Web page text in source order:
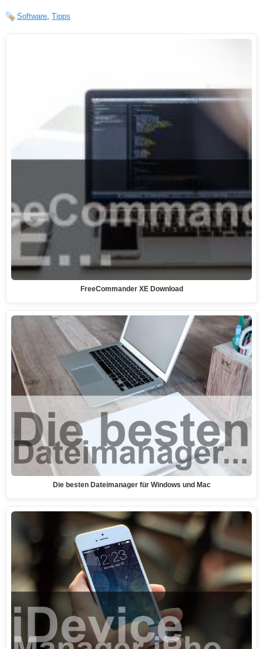
Software, Tipps
FreeCommander XE Download
Die besten Dateimanager für Windows und Mac